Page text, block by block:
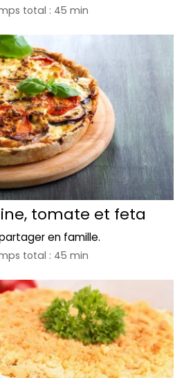
total : 45 min
tomate et feta
en famille.
total : 45 min